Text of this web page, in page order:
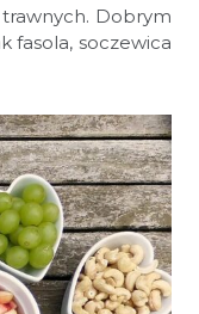
Dobrym
fasola, soczewica